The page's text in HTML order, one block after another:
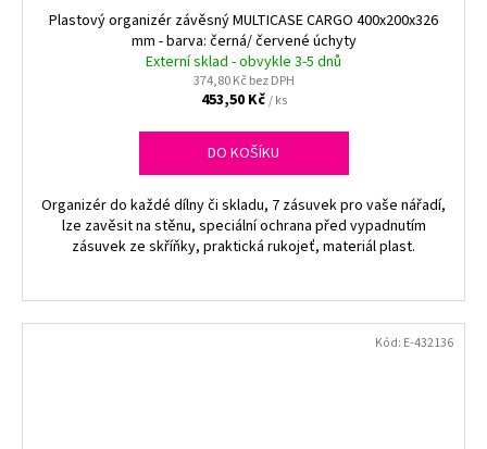
Plastový organizér závěsný MULTICASE CARGO 400x200x326
mm - barva: černá/ červené úchyty
Externí sklad - obvykle 3-5 dnů
374,80 Kč bez DPH
453,50 Kč/ ks
DO KOŠÍKU
Organizér do každé dílny či skladu, 7 zásuvek pro vaše nářadí,
lze zavěsit na stěnu, speciální ochrana před vypadnutím
zásuvek ze skříňky, praktická rukojeť, materiál plast.
Kód: E-432136